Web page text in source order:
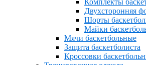
Двухсторонняя
Шорты
Майки
Мячи баскетбольные
Защита баскетболиста
Кроссовки